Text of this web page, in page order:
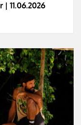
11.06.2026